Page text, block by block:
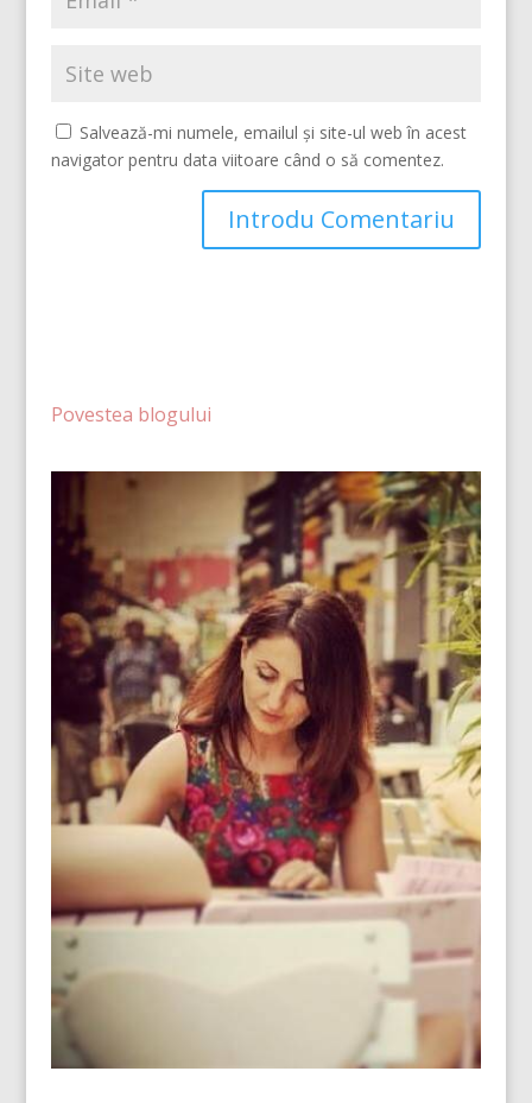
Salvează-mi numele, emailul și site-ul web în acest
navigator pentru data viitoare când o să comentez.
Povestea blogului